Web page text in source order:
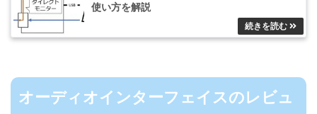
使い方を解説
オーディオインターフェイスのレビュ